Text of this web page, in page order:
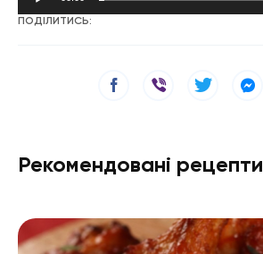
ПОДІЛИТИСЬ:
Рекомендовані рецепти